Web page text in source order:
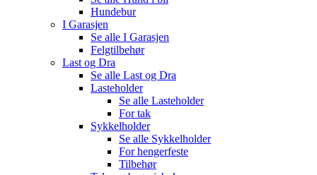
Hundebur
I Garasjen
Se alle I Garasjen
Felgtilbehør
Last og Dra
Se alle Last og Dra
Lasteholder
Se alle Lasteholder
For tak
Sykkelholder
Se alle Sykkelholder
For hengerfeste
Tilbehør